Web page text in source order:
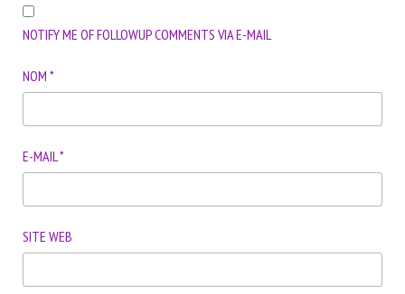
NOTIFY ME OF FOLLOWUP COMMENTS VIA E-MAIL
NOM *
E-MAIL*
SITE WEB